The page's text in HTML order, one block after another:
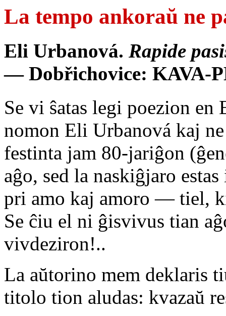
La tempo ankoraŭ ne
Eli Urbanová. Rapide
— Dobřichovice: KAVA-
Se vi ŝatas legi poezion
nomon Eli Urbanová kaj
festinta jam 80-jariĝon
aĝo, sed la naskiĝjaro
pri amo kaj amoro — tiel,
Se ĉiu el ni ĝisvivus tian
vivdeziron!..
La aŭtorino mem deklaris
titolo tion aludas: kvazaŭ